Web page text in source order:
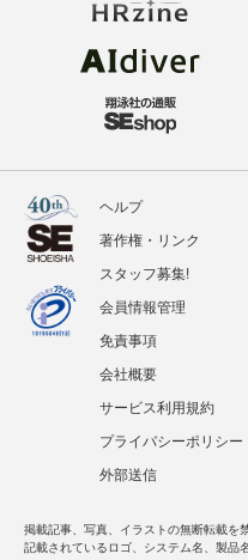
ヘルプ
著作権・リンク
スタッフ募集!
会員情報管理
免責事項
会社概要
サービス利用規約
プライバシーポリシー
外部送信
掲載記事、写真、イラストの無断転載を禁
記載されているロゴ、システム名、製品